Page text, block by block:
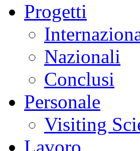
Progetti
Nazionali
Conclusi
Personale
Visiting